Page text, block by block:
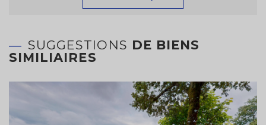
SUGGESTIONS DE BIENS
SIMILIAIRES